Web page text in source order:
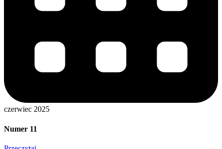
czerwiec 2025
Numer 11